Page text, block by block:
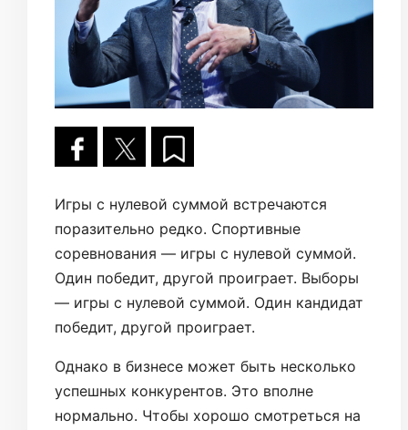
Игры с нулевой суммой встречаются
поразительно редко. Спортивные
соревнования — игры с нулевой суммой.
Один победит, другой проиграет. Выборы
— игры с нулевой суммой. Один кандидат
победит, другой проиграет.
Однако в бизнесе может быть несколько
успешных конкурентов. Это вполне
нормально. Чтобы хорошо смотреться на